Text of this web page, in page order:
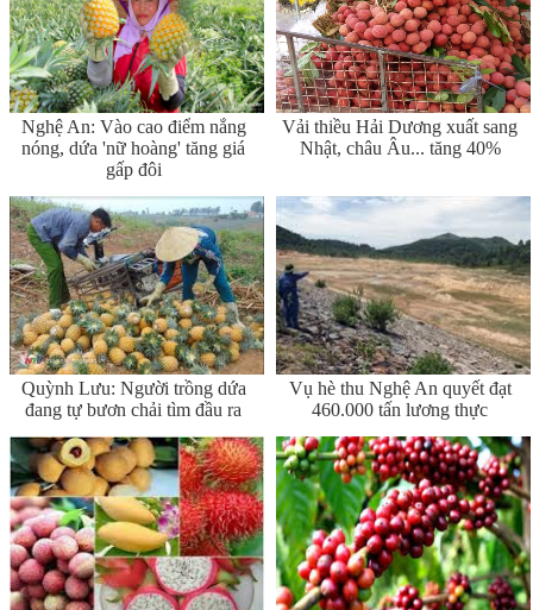
Nghệ An: Vào cao điểm nắng
nóng, dứa 'nữ hoàng' tăng giá
gấp đôi
Vải thiều Hải Dương xuất sang
Nhật, châu Âu... tăng 40%
Quỳnh Lưu: Người trồng dứa
đang tự bươn chải tìm đầu ra
Vụ hè thu Nghệ An quyết đạt
460.000 tấn lương thực